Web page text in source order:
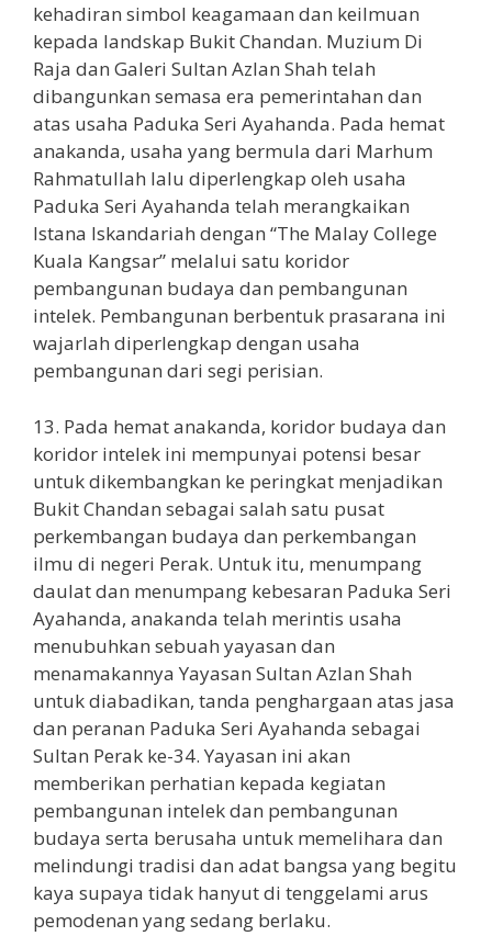
kehadiran simbol keagamaan dan keilmuan
kepada landskap Bukit Chandan. Muzium Di
Raja dan Galeri Sultan Azlan Shah telah
dibangunkan semasa era pemerintahan dan
atas usaha Paduka Seri Ayahanda. Pada hemat
anakanda, usaha yang bermula dari Marhum
Rahmatullah lalu diperlengkap oleh usaha
Paduka Seri Ayahanda telah merangkaikan
Istana Iskandariah dengan “The Malay College
Kuala Kangsar” melalui satu koridor
pembangunan budaya dan pembangunan
intelek. Pembangunan berbentuk prasarana ini
wajarlah diperlengkap dengan usaha
pembangunan dari segi perisian.
13. Pada hemat anakanda, koridor budaya dan
koridor intelek ini mempunyai potensi besar
untuk dikembangkan ke peringkat menjadikan
Bukit Chandan sebagai salah satu pusat
perkembangan budaya dan perkembangan
ilmu di negeri Perak. Untuk itu, menumpang
daulat dan menumpang kebesaran Paduka Seri
Ayahanda, anakanda telah merintis usaha
menubuhkan sebuah yayasan dan
menamakannya Yayasan Sultan Azlan Shah
untuk diabadikan, tanda penghargaan atas jasa
dan peranan Paduka Seri Ayahanda sebagai
Sultan Perak ke-34. Yayasan ini akan
memberikan perhatian kepada kegiatan
pembangunan intelek dan pembangunan
budaya serta berusaha untuk memelihara dan
melindungi tradisi dan adat bangsa yang begitu
kaya supaya tidak hanyut di tenggelami arus
pemodenan yang sedang berlaku.